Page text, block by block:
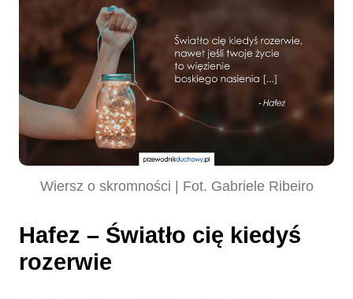
Wiersz o skromności | Fot. Gabriele Ribeiro
Hafez – Światło cię kiedyś
rozerwie